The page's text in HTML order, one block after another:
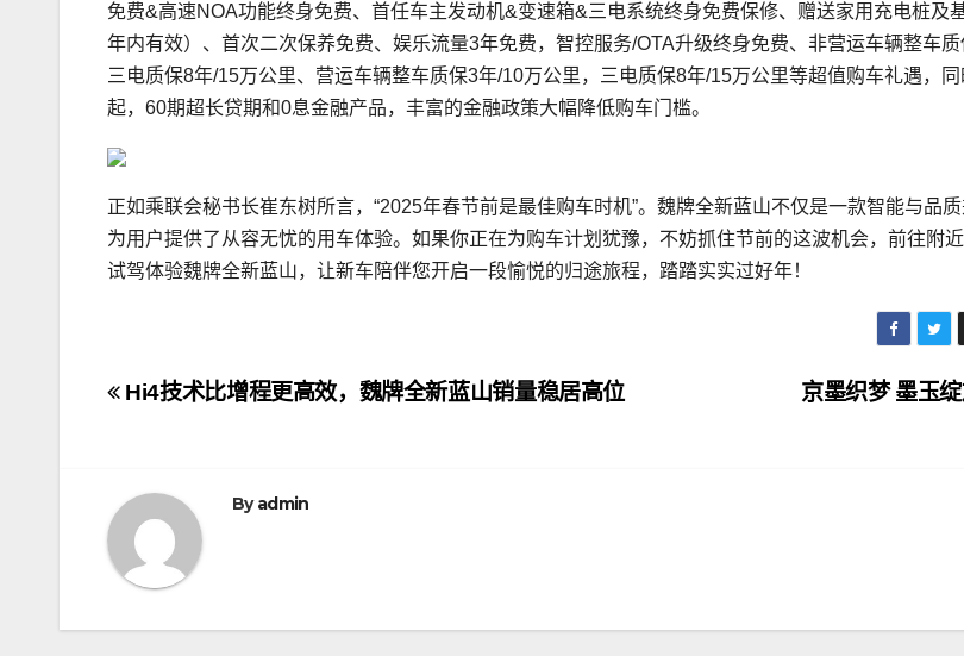
免费&高速NOA功能终身免费、首任车主发动机&变速箱&三电系统终身免费保修、赠送家用充电桩及
年内有效）、首次二次保养免费、娱乐流量3年免费，智控服务/OTA升级终身免费、非营运车辆整车质
三电质保8年/15万公里、营运车辆整车质保3年/10万公里，三电质保8年/15万公里等超值购车礼遇，
起，60期超长贷期和0息金融产品，丰富的金融政策大幅降低购车门槛。
正如乘联会秘书长崔东树所言，“2025年春节前是最佳购车时机”。魏牌全新蓝山不仅是一款智能与品
为用户提供了从容无忧的用车体验。如果你正在为购车计划犹豫，不妨抓住节前的这波机会，前往附
试驾体验魏牌全新蓝山，让新车陪伴您开启一段愉悦的归途旅程，踏踏实实过好年！
文
导
航
京墨织梦 墨玉
Hi4技术比增程更高效，魏牌全新蓝山销量稳居高位
Byadmin